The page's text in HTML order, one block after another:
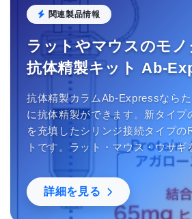
関連製品情報
ラットやマウスのモ
抗体精製キット Ab-
抗体精製カラムAb-Expressなら
に抗体精製ができます。新タイプ
を充填したシリンジ接続タイプの
トです。ラット・マウス・ウサギ
物種の抗体精製にご利用いただけ
合するので抗体の失活を防ぎます。
詳細を見る